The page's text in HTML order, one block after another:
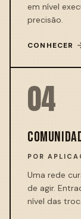
em nível
precisão.
CONHECER
04
POR
Uma rede
de agir.
nível das